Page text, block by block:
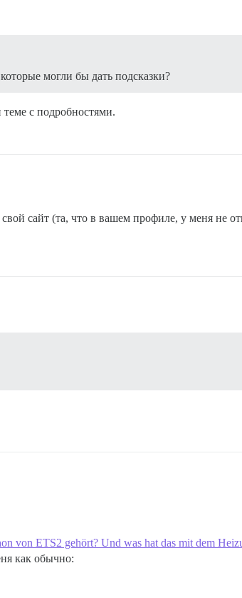
могли бы дать подсказки?
с подробностями.
сайт (та, что в вашем профиле, у меня не
von ETS2 gehört? Und was hat das mit dem
как обычно: